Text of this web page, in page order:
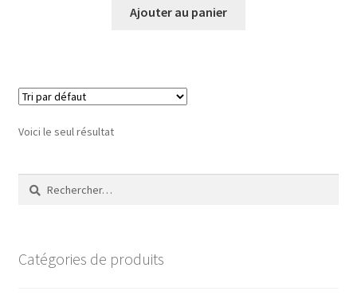
Ajouter au panier
Voici le seul résultat
Rechercher :
Catégories de produits